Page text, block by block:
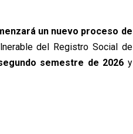
un nuevo proceso de
del Registro Social de
semestre de 2026 y